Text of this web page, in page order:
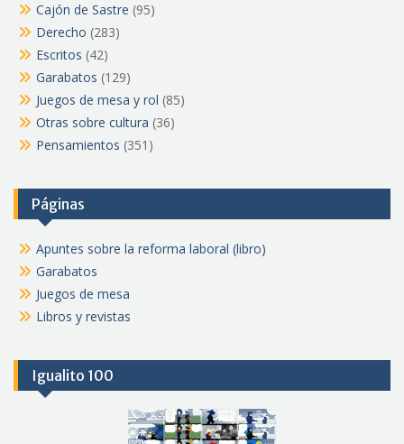
Cajón de Sastre (95)
Derecho (283)
Escritos (42)
Garabatos (129)
Juegos de mesa y rol (85)
Otras sobre cultura (36)
Pensamientos (351)
Páginas
Apuntes sobre la reforma laboral (libro)
Garabatos
Juegos de mesa
Libros y revistas
Igualito 100